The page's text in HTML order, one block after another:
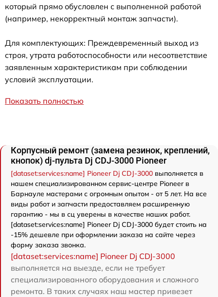
который прямо обусловлен с выполненной работой
(например, некорректный монтаж запчасти).
Для комплектующих: Преждевременный выход из
строя, утрата работоспособности или несоответствие
заявленным характеристикам при соблюдении
условий эксплуатации.
Показать полностью
Корпусный ремонт (замена резинок, креплений,
кнопок) dj-пульта Dj CDJ-3000 Pioneer
[dataset:services:name] Pioneer Dj CDJ-3000 выполняется в
нашем специализированном сервис-центре Pioneer в
Барнауле мастерами с огромным опытом - от 5 лет. На все
виды работ и запчасти предоставляем расширенную
гарантию - мы в сц уверены в качестве наших работ.
[dataset:services:name] Pioneer Dj CDJ-3000 будет стоить на
-15% дешевле при оформлении заказа на сайте через
форму заказа звонка.
[dataset:services:name] Pioneer Dj CDJ-3000
выполняется на выезде, если не требует
специализированного оборудования и сложного
ремонта. В таких случаях наш мастер привезет